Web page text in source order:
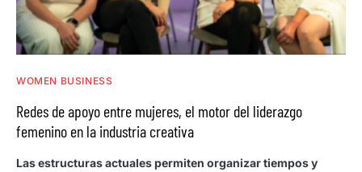
WOMEN BUSINESS
Redes de apoyo entre mujeres, el motor del liderazgo
femenino en la industria creativa
Las estructuras actuales permiten organizar tiempos y